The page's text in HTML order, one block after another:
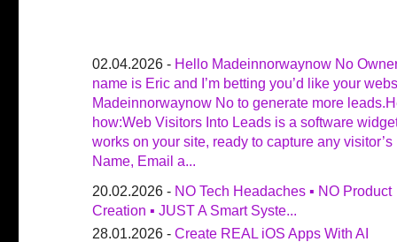
02.04.2026 - Hello Madeinnorwaynow No
name is Eric and I’m betting you’d like your
Madeinnorwaynow No to generate more
how:Web Visitors Into Leads is a software
works on your site, ready to capture any visitor’s
Name, Email a...
20.02.2026 - NO Tech Headaches ▪ NO Product
Creation ▪ JUST A Smart Syste...
28.01.2026 - Create REAL iOS Apps With AI